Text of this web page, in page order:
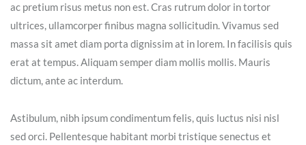
ac pretium risus metus non est. Cras rutrum dolor in tortor
ultrices, ullamcorper finibus magna sollicitudin. Vivamus sed
massa sit amet diam porta dignissim at in lorem. In facilisis quis
erat at tempus. Aliquam semper diam mollis mollis. Mauris
dictum, ante ac interdum.
Astibulum, nibh ipsum condimentum felis, quis luctus nisi nisl
sed orci. Pellentesque habitant morbi tristique senectus et